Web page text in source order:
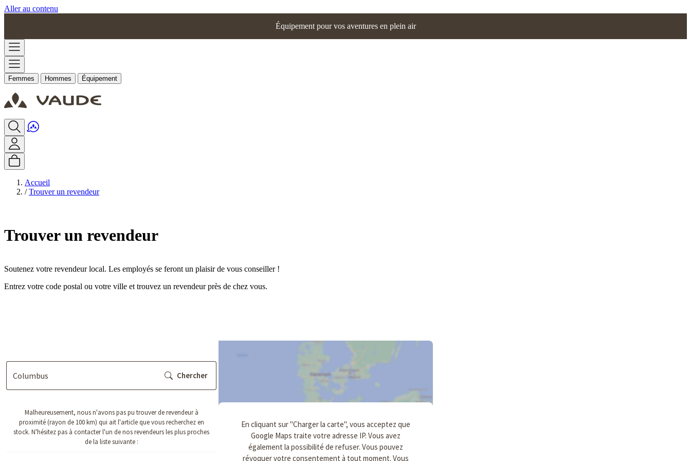
Aller au contenu
Équipement pour vos aventures en plein air
Femmes Hommes Équipement
Accueil
/ Trouver un revendeur
Trouver un revendeur
Soutenez votre revendeur local. Les employés se feront un plaisir de vous conseiller !
Entrez votre code postal ou votre ville et trouvez un revendeur près de chez vous.